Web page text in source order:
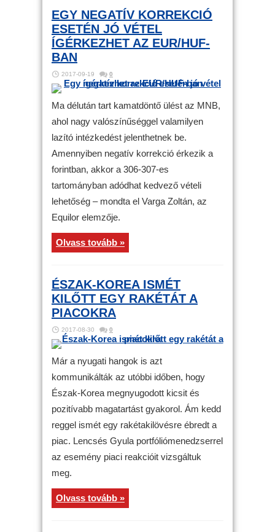
EGY NEGATÍV KORREKCIÓ
ESETÉN JÓ VÉTEL
ÍGÉRKEZHET AZ EUR/HUF-
BAN
2017-09-19 0
Ma délután tart kamatdöntő ülést az MNB,
ahol nagy valószínűséggel valamilyen
lazító intézkedést jelenthetnek be.
Amennyiben negatív korrekció érkezik a
forintban, akkor a 306-307-es
tartományban adódhat kedvező vételi
lehetőség – mondta el Varga Zoltán, az
Equilor elemzője.
Olvass tovább »
ÉSZAK-KOREA ISMÉT
KILŐTT EGY RAKÉTÁT A
PIACOKRA
2017-08-30 0
Már a nyugati hangok is azt
kommunikálták az utóbbi időben, hogy
Észak-Korea megnyugodott kicsit és
pozitívabb magatartást gyakorol. Ám kedd
reggel ismét egy rakétakilövésre ébredt a
piac. Lencsés Gyula portfóliómenedzserrel
az esemény piaci reakcióit vizsgáltuk
meg.
Olvass tovább »